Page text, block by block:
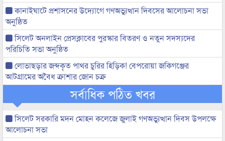
কানাইঘাটে প্রশাসনের উদ্যোগে গণঅভ্যুত্থান দিবসের আলোচনা সভা
অনুষ্ঠিত
সিলেট অনলাইন প্রেসক্লাবের পুরস্কার বিতরণ ও নতুন সদস্যদের
পরিচিতি সভা অনুষ্ঠিত
লোভাছড়ার জব্দকৃত পাথর চুরির হিড়িক! বেপরোয়া জকিগঞ্জের
আটগ্রামের অবৈধ ক্রাশার জোন চক্র
সর্বাধিক পঠিত খবর
সিলেট সরকারি মদন মোহন কলেজে জুলাই গণঅভ্যুত্থান দিবস উপলক্ষে
আলোচনা সভা